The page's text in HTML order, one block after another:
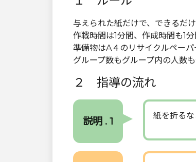
与えられた紙だけで、できるだ
作戦時間は1分間、作成時間も1分
準備物はA４のリサイクルペーパ
グループ数もグループ内の人数
２ 指導の流れ
説明 . 1 紙を折るな